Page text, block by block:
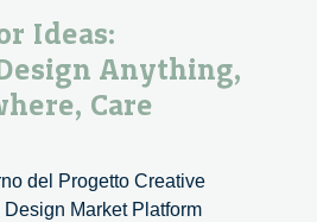
Ideas:
Anything,
Care
del Progetto Creative
Market Platform